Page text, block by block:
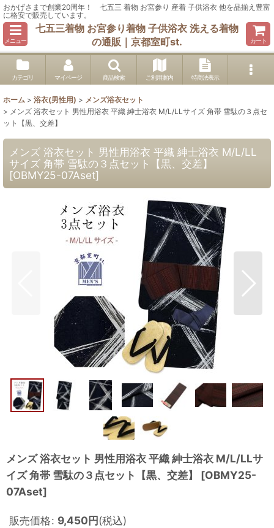
おかげさまで創業20周年！ 七五三 着物 お宮参り 産着 子供浴衣 他を品揃え豊富
に格安で販売しています。
メニュー
七五三着物 お宮参り着物 子供浴衣 洗える着物
の通販｜京都室町st.
カート
カテゴリ マイページ 商品検索 ご利用案内 特商法表示
ホーム > 浴衣(男性用) > メンズ浴衣セット
> メンズ 浴衣セット 男性用浴衣 平織 紳士浴衣 M/L/LLサイズ 角帯 雪駄の３点セ
ット【黒、交差】
メンズ 浴衣セット 男性用浴衣 平織 紳士浴衣 M/L/LL
サイズ 角帯 雪駄の３点セット【黒、交差】
[OBMY25-07Aset]
メンズ 浴衣セット 男性用浴衣 平織 紳士浴衣 M/L/LLサ
イズ 角帯 雪駄の３点セット【黒、交差】
[OBMY25-
07Aset]
販売価格: 9,450円(税込)